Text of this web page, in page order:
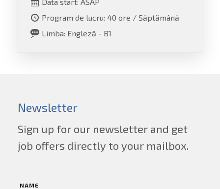
Program de lucru: 40 ore / Săptămână
Limba: Engleză - B1
Newsletter
Sign up for our newsletter and get
job offers directly to your mailbox.
NAME